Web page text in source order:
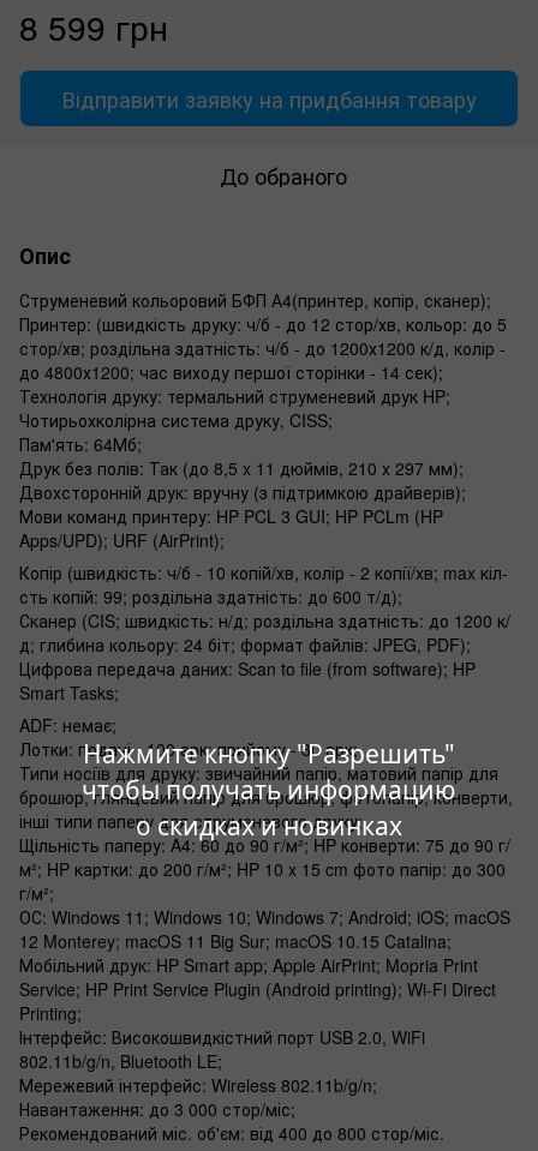
Нажмите кнопку "Разрешить"
чтобы получать информацию
о скидках и новинках
8 599 грн
Відправити заявку на придбання товару
До обраного
Опис
Струменевий кольоровий БФП А4(принтер, копір, сканер);
Принтер: (швидкість друку: ч/б - до 12 стор/хв, кольор: до 5
стор/хв; роздільна здатність: ч/б - до 1200х1200 к/д, колір -
до 4800х1200; час виходу першої сторінки - 14 сек);
Технологія друку: термальний струменевий друк HP;
Чотирьохколірна система друку, CISS;
Пам'ять: 64Мб;
Друк без полів: Так (до 8,5 x 11 дюймів, 210 x 297 мм);
Двохсторонній друк: вручну (з підтримкою драйверів);
Мови команд принтеру: HP PCL 3 GUI; HP PCLm (HP
Apps/UPD); URF (AirPrint);
Копір (швидкість: ч/б - 10 копій/хв, колір - 2 копії/хв; max кіл-
сть копій: 99; роздільна здатність: до 600 т/д);
Сканер (CIS; швидкість: н/д; роздільна здатність: до 1200 к/
д; глибина кольору: 24 біт; формат файлів: JPEG, PDF);
Цифрова передача даних: Scan to file (from software); HP
Smart Tasks;
ADF: немає;
Лотки: подачі - 100 арк; прийому - 30 арк;
Типи носіїв для друку: звичайний папір, матовий папір для
брошюр, глянцевий папір для брошюр, фотопапір, конверти,
інші типи паперу для струменевого друку;
Щільність паперу: A4: 60 до 90 г/м²; HP конверти: 75 до 90 г/
м²; HP картки: до 200 г/м²; HP 10 x 15 cm фото папір: до 300
г/м²;
ОС: Windows 11; Windows 10; Windows 7; Android; iOS; macOS
12 Monterey; macOS 11 Big Sur; macOS 10.15 Catalina;
Мобільний друк: HP Smart app; Apple AirPrint; Mopria Print
Service; HP Print Service Plugin (Android printing); Wi-Fi Direct
Printing;
Інтерфейс: Високошвидкістний порт USB 2.0, WiFi
802.11b/g/n, Bluetooth LE;
Мережевий інтерфейс: Wireless 802.11b/g/n;
Навантаження: до 3 000 стор/міс;
Рекомендований міс. об'єм: від 400 до 800 стор/міс.